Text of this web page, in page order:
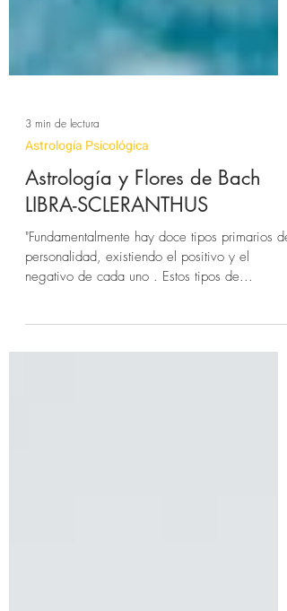
3 min de lectura
Astrología Psicológica
Astrología y Flores de Bach
LIBRA-SCLERANTHUS
personalidad, existiendo el positivo y el